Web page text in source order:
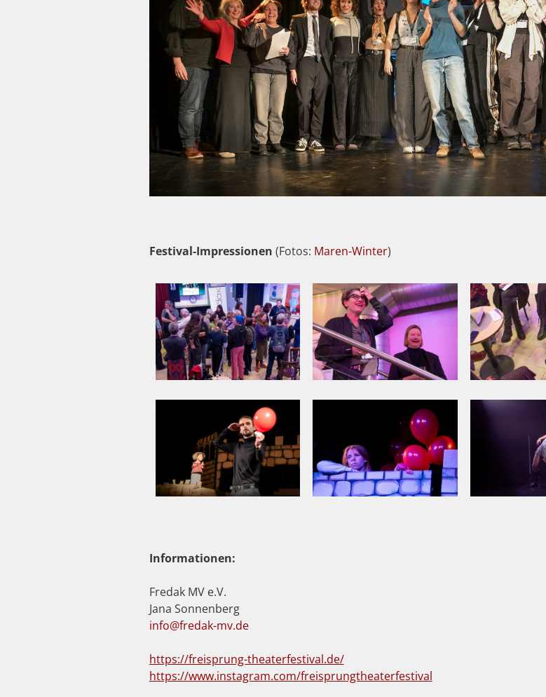
Festival-Impressionen (Fotos: Maren-Winter)
Informationen:
Fredak MV e.V.
Jana Sonnenberg
info@fredak-mv.de
https://freisprung-theaterfestival.de/
https://www.instagram.com/freisprungtheaterfestival